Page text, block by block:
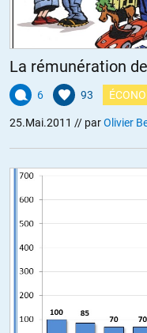
La rémunération
6 93
25.Mai.2011 // parOlivier